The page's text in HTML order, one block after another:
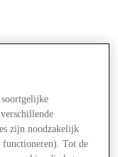
soortgelijke
zijn noodzakelijk
Tot de